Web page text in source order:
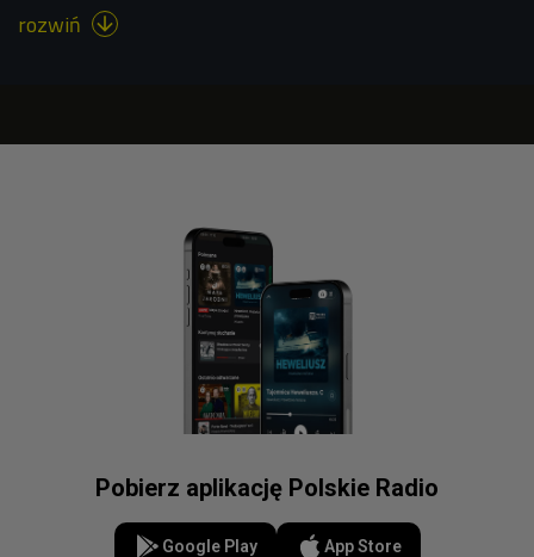
rozwiń 
Pobierz aplikację Polskie Radio
Google Play App Store